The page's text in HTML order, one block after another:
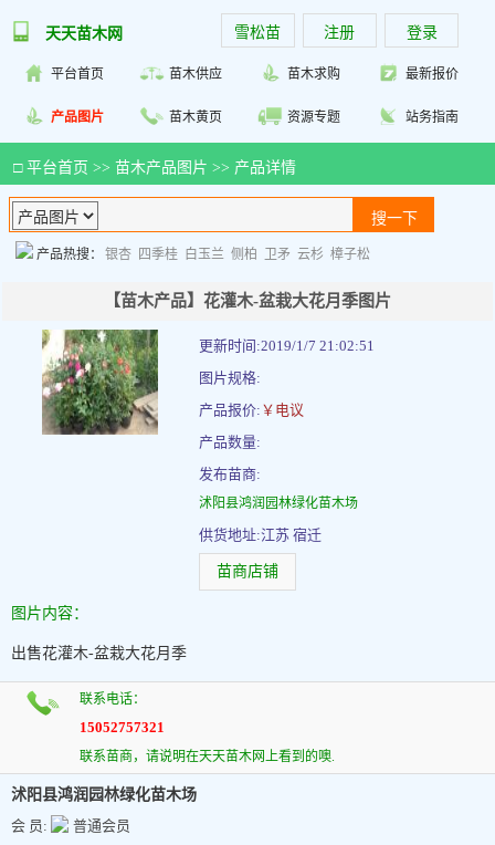
天天苗木网 雪松苗 注册 登录
平台首页 苗木供应 苗木求购 最新报价
产品图片 苗木黄页 资源专题 站务指南
□ 平台首页 >> 苗木产品图片 >> 产品详情
产品热搜： 银杏 四季桂 白玉兰 侧柏 卫矛 云杉 樟子松
【苗木产品】花灌木-盆栽大花月季图片
更新时间:2019/1/7 21:02:51
图片规格:
产品报价: ￥电议
产品数量:
发布苗商:
沭阳县鸿润园林绿化苗木场
供货地址:江苏 宿迁
苗商店铺
图片内容：
出售花灌木-盆栽大花月季
联系电话：
15052757321
联系苗商，请说明在天天苗木网上看到的噢.
沭阳县鸿润园林绿化苗木场
会 员:
普通会员